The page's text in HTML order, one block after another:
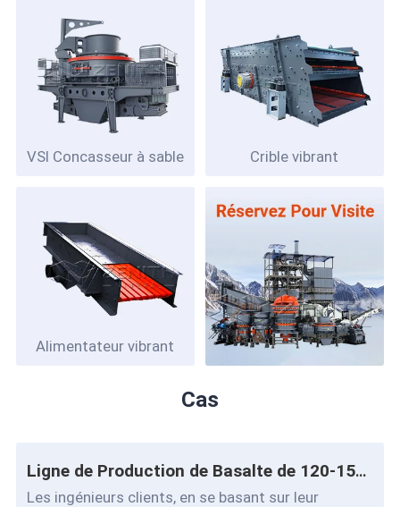
VSI Concasseur à sable Crible vibrant
Alimentateur vibrant
Cas
Ligne de Production de Basalte de 120-150t/h
Les ingénieurs clients, en se basant sur leur